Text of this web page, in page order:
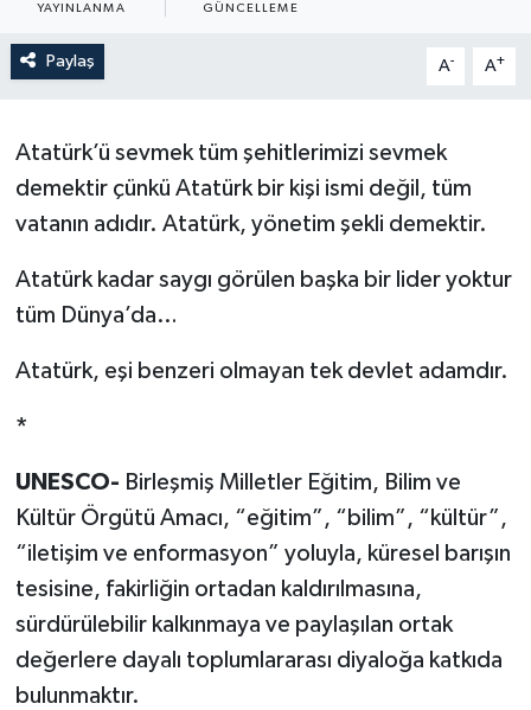
YAYINLANMA GÜNCELLEME
Paylaş A- A+
Atatürk’ü sevmek tüm şehitlerimizi sevmek
demektir çünkü Atatürk bir kişi ismi değil, tüm
vatanın adıdır. Atatürk, yönetim şekli demektir.
Atatürk kadar saygı görülen başka bir lider yoktur
tüm Dünya’da…
Atatürk, eşi benzeri olmayan tek devlet adamdır.
*
UNESCO- Birleşmiş Milletler Eğitim, Bilim ve
Kültür Örgütü Amacı, “eğitim”, “bilim”, “kültür”,
“iletişim ve enformasyon” yoluyla, küresel barışın
tesisine, fakirliğin ortadan kaldırılmasına,
sürdürülebilir kalkınmaya ve paylaşılan ortak
değerlere dayalı toplumlararası diyaloğa katkıda
bulunmaktır.